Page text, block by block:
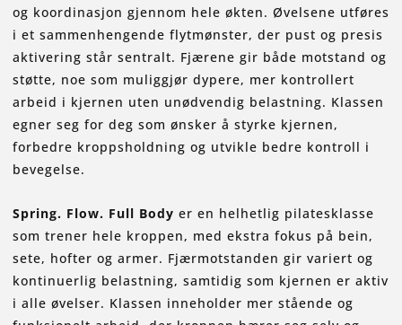
og koordinasjon gjennom hele økten. Øvelsene utføres
i et sammenhengende flytmønster, der pust og presis
aktivering står sentralt. Fjærene gir både motstand og
støtte, noe som muliggjør dypere, mer kontrollert
arbeid i kjernen uten unødvendig belastning. Klassen
egner seg for deg som ønsker å styrke kjernen,
forbedre kroppsholdning og utvikle bedre kontroll i
bevegelse.
Spring. Flow. Full Body er en helhetlig pilatesklasse
som trener hele kroppen, med ekstra fokus på bein,
sete, hofter og armer. Fjærmotstanden gir variert og
kontinuerlig belastning, samtidig som kjernen er aktiv
i alle øvelser. Klassen inneholder mer stående og